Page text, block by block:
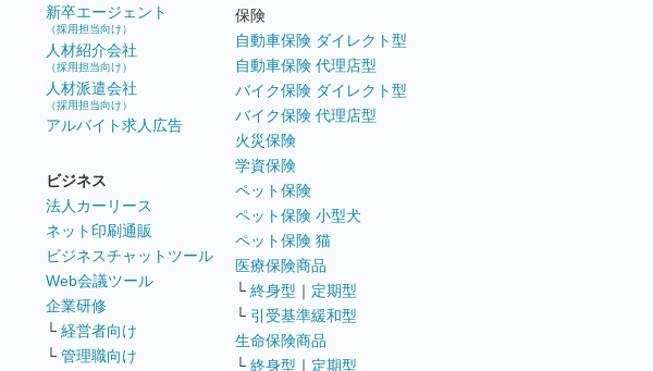
新卒エージェント
（採用担当向け）
人材紹介会社
（採用担当向け）
人材派遣会社
（採用担当向け）
アルバイト求人広告
ビジネス
法人カーリース
ネット印刷通販
ビジネスチャットツール
Web会議ツール
企業研修
└ 経営者向け
└ 管理職向け
保険
自動車保険 ダイレクト型
自動車保険 代理店型
バイク保険 ダイレクト型
バイク保険 代理店型
火災保険
学資保険
ペット保険
ペット保険 小型犬
ペット保険 猫
医療保険商品
└ 終身型 ｜ 定期型
└ 引受基準緩和型
生命保険商品
└ 終身型 ｜ 定期型